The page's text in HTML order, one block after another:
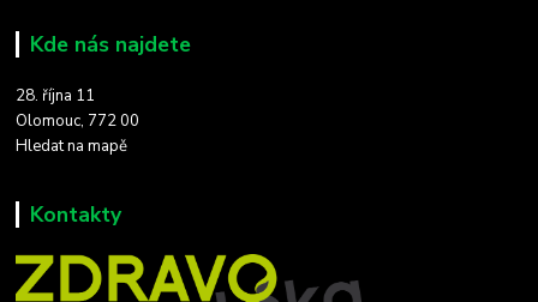
Kde nás najdete
28. října 11
Olomouc, 772 00
Hledat na mapě
Kontakty